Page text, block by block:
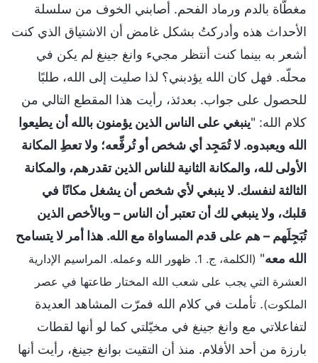
مغطّاة بالدم ورماد الفحم. أصابني الخوف من سلسلة
الأحداث هذه وأدركتُ بشكل غامض أن الاشتياق الذي كنت
أشعر به بينما كنت أنتظر مجيء وانغ جينغ لم يكن في
محلّه. فهل كان الله يؤدبني؟ لذا صليت إلى الله، طلبًا
للحصول على جواب. بعدئذ، رأيت هذا المقطع التالي من
كلام الله: "ينبغي على الناس الذين يؤمنون بالله أن يطيعوا
الله ويعبدوه. لا تُمَجِد أي شخص أو تُرفِّعه؛ ولا تعطِ المكانة
الأولى لله، والمكانة الثانية للناس الذين تقدرهم، والمكانة
الثالثة لنفسك. لا ينبغي لأي شخص أن يشغل مكانًا في
قلبك، ولا ينبغي لك أن تعتبر أن الناس – وبالأخص الذين
تُبَجِلَهم – هم على قدم المساواة مع الله. هذا أمر لا يتسامح
الله معه"
(الكلمة، ج. 1. ظهور الله وعمله. المراسيم الإدارية
العشرة التي يجب على شعب الله المختار طاعتها في عصر
الملكوت). تأملت في كلام الله فمرّت المشاهد العديدة
لتفاعلاتي مع وانغ جينغ في مخيّلتي كما لو أنها لقطات
بارزة من أحد الأفلام. منذ أن التقيت بوانغ جينغ، رأيت أنها